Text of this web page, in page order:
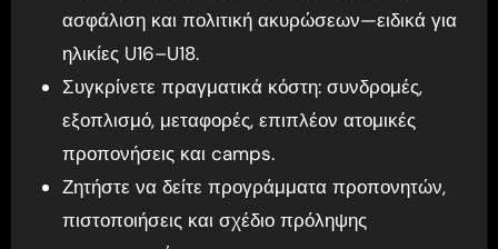
ασφάλιση και πολιτική ακυρώσεων—ειδικά για
ηλικίες U16–U18.
Συγκρίνετε πραγματικά κόστη: συνδρομές,
εξοπλισμό, μεταφορές, επιπλέον ατομικές
προπονήσεις και camps.
Ζητήστε να δείτε προγράμματα προπονητών,
πιστοποιήσεις και σχέδιο πρόληψης